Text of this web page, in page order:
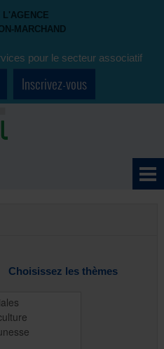
L'AGENCE
MARCHAND
pour le secteur associatif
Inscrivez-vous
Choisissez les thèmes